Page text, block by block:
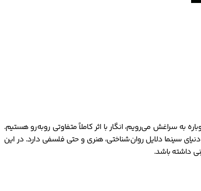
به سراغش می‌رویم، انگار با اثر کاملاً متفاوتی روبه‌رو هستیم.
سینما دلایل روان‌شناختی، هنری و حتی فلسفی دارد. در این
داشته باشد.